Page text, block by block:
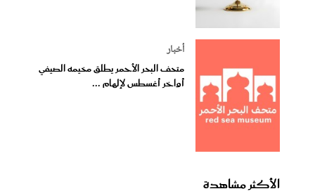
أخبار
متحف البحر الأحمر يطلق مخيمه الصيفي
أواخر أغسطس لإلهام ...
الأكثر مشاهدة